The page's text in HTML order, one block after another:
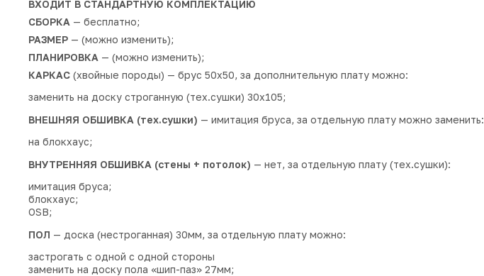
ВХОДИТ В СТАНДАРТНУЮ КОМПЛЕКТАЦИЮ
СБОРКА — бесплатно;
РАЗМЕР — (можно изменить);
ПЛАНИРОВКА — (можно изменить);
КАРКАС (хвойные породы) — брус 50х50, за дополнительную плату можно:
заменить на доску строганную (тех.сушки) 30х105;
ВНЕШНЯЯ ОБШИВКА (тех.сушки) — имитация бруса, за отдельную плату можно заменить:
на блокхаус;
ВНУТРЕННЯЯ ОБШИВКА (стены + потолок) — нет, за отдельную плату (тех.сушки):
имитация бруса;
блокхаус;
OSB;
ПОЛ — доска (нестроганная) 30мм, за отдельную плату можно:
застрогать с одной с одной стороны
заменить на доску пола «шип-паз» 27мм;